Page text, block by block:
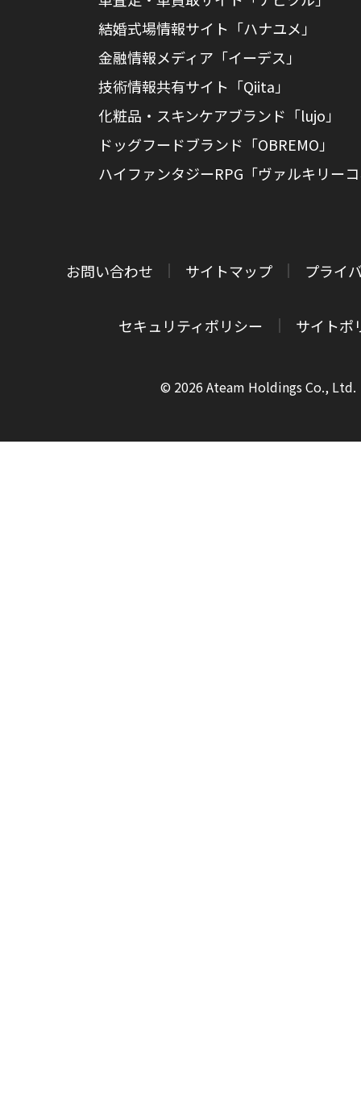
結婚式場情報サイト「ハナユメ」
金融情報メディア「イーデス」
技術情報共有サイト「Qiita」
化粧品・スキンケアブランド「lujo」
ドッグフードブランド「OBREMO」
ハイファンタジーRPG「ヴァルキリー
お問い合わせ サイトマップ プライ
セキュリティポリシー サイトポ
© 2026 Ateam Holdings Co., Ltd.